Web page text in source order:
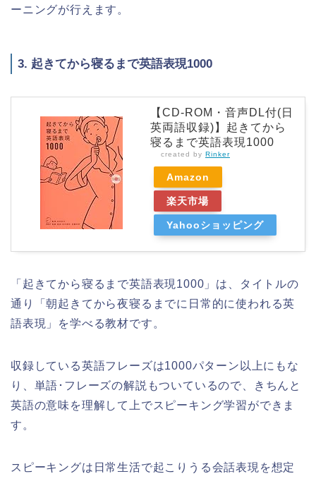
ーニングが行えます。
3. 起きてから寝るまで英語表現1000
【CD-ROM・音声DL付(日
英両語収録)】起きてから
寝るまで英語表現1000
created by Rinker
Amazon
楽天市場
Yahooショッピング
「起きてから寝るまで英語表現1000」は、タイトルの
通り「朝起きてから夜寝るまでに日常的に使われる英
語表現」を学べる教材です。
収録している英語フレーズは1000パターン以上にもな
り、単語･フレーズの解説もついているので、きちんと
英語の意味を理解して上でスピーキング学習ができま
す。
スピーキングは日常生活で起こりうる会話表現を想定